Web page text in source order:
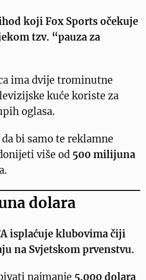
koji Fox Sports očekuje
tzv. “pauza za
ima dvije trominutne
kuće koriste za
oglasa.
bi samo te reklamne
više od 500 milijuna
dolara
isplaćuje klubovima čiji
na Svjetskom prvenstvu.
najmanje 5.000 dolara